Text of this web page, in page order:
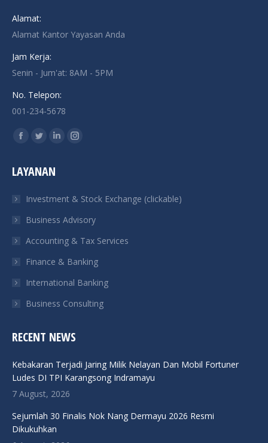
Alamat:
Alamat Kantor Yayasan Anda
Jam Kerja:
Senin - Jum'at: 8AM - 5PM
No. Telepon:
001-234-5678
Find us on:
Facebook
opens
new
window
Twitter
opens
new
window
Linkedin
new
window
Instagram
new
window
LAYANAN
Investment & Stock Exchange (clickable)
Business Advisory
Accounting & Tax Services
Finance & Banking
International Banking
Business Consulting
RECENT NEWS
Kebakaran Terjadi Jaring Milik Nelayan Dan Mobil Fortuner
Ludes DI TPI Karangsong Indramayu
7 August, 2026
Sejumlah 30 Finalis Nok Nang Dermayu 2026 Resmi
Dikukuhkan